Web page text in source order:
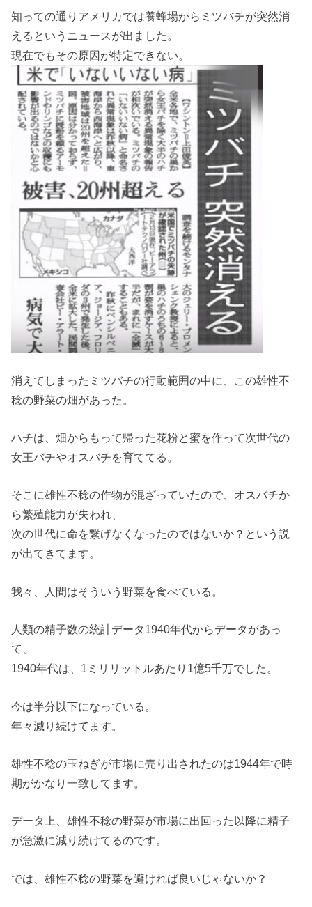
知っての通りアメリカでは養蜂場からミツバチが突然消
えるというニュースが出ました。
現在でもその原因が特定できない。
消えてしまったミツバチの行動範囲の中に、この雄性不
稔の野菜の畑があった。
ハチは、畑からもって帰った花粉と蜜を作って次世代の
女王バチやオスバチを育ててる。
そこに雄性不稔の作物が混ざっていたので、オスバチか
ら繁殖能力が失われ、
次の世代に命を繋げなくなったのではないか？という説
が出てきてます。
我々、人間はそういう野菜を食べている。
人類の精子数の統計データ1940年代からデータがあっ
て、
1940年代は、1ミリリットルあたり1億5千万でした。
今は半分以下になっている。
年々減り続けてます。
雄性不稔の玉ねぎが市場に売り出されたのは1944年で時
期がかなり一致してます。
データ上、雄性不稔の野菜が市場に出回った以降に精子
が急激に減り続けてるのです。
では、雄性不稔の野菜を避ければ良いじゃないか？